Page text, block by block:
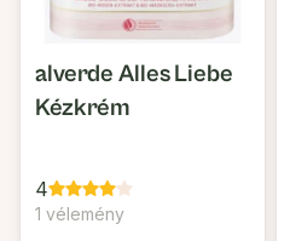
alverde Alles Liebe
Kézkrém
4
1 vélemény